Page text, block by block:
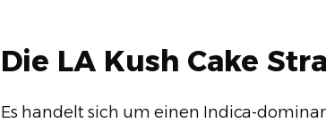
Die LA Kush Cake
Es handelt sich um einen Indica-